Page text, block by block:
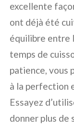
excellente
ont déjà été
équilibre entre
temps de
patience, vous
à la perfection
Essayez
donner plus de